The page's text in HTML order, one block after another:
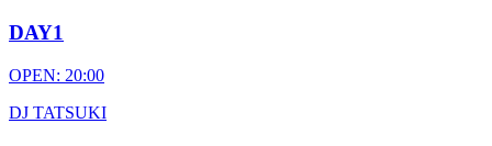
DAY1
OPEN: 20:00
DJ TATSUKI